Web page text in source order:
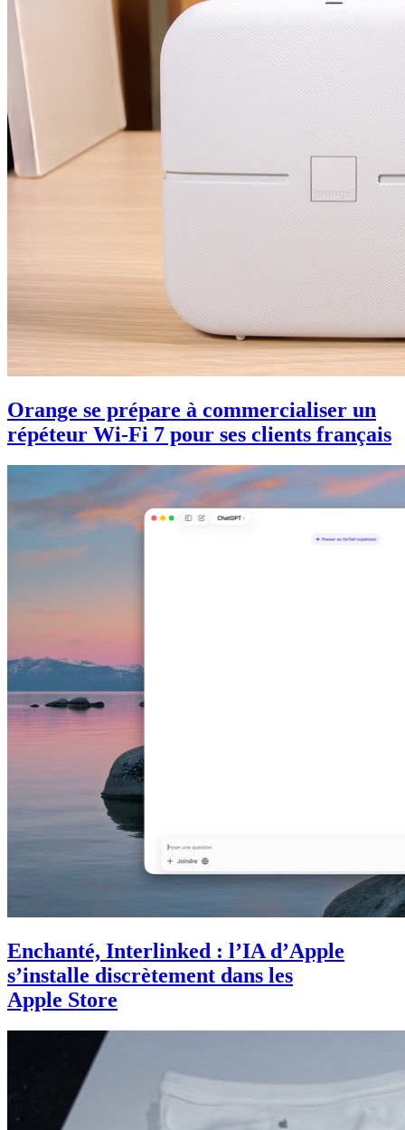
Orange se prépare à commercialiser un
répéteur Wi-Fi 7 pour ses clients français
Enchanté, Interlinked : l’IA d’Apple
s’installe discrètement dans les
Apple Store